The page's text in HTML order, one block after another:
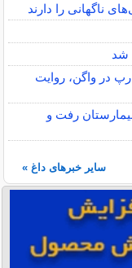
ناگهانی را دارند
در واگن، روايت
رفت و
سایر خبرهای داغ »